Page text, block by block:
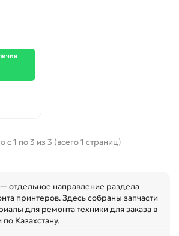
с 1 по 3 из 3 (всего 1 страниц)
— отдельное направление раздела
принтеров. Здесь собраны запчасти
для ремонта техники для заказа в
Казахстану.